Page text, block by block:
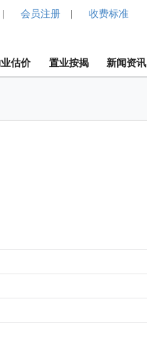
| 会员注册 | 收费标准
估价 置业按揭 新闻资讯